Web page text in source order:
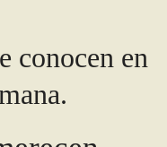
conocen en